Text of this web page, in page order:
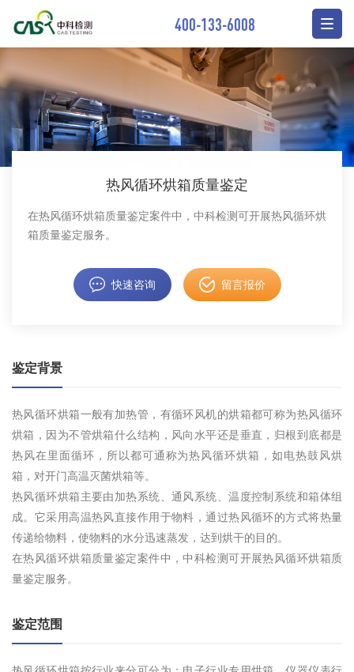
400-133-6008
热风循环烘箱质量鉴定
在热风循环烘箱质量鉴定案件中，中科检测可开展热风循环烘
箱质量鉴定服务。
快速咨询 留言报价
鉴定背景
热风循环烘箱一般有加热管，有循环风机的烘箱都可称为热风循环
烘箱，因为不管烘箱什么结构，风向水平还是垂直，归根到底都是
热风在里面循环，所以都可通称为热风循环烘箱，如电热鼓风烘
箱，对开门高温灭菌烘箱等。
热风循环烘箱主要由加热系统、通风系统、温度控制系统和箱体组
成。它采用高温热风直接作用于物料，通过热风循环的方式将热量
传递给物料，使物料的水分迅速蒸发，达到烘干的目的。
在热风循环烘箱质量鉴定案件中，中科检测可开展热风循环烘箱质
量鉴定服务。
鉴定范围